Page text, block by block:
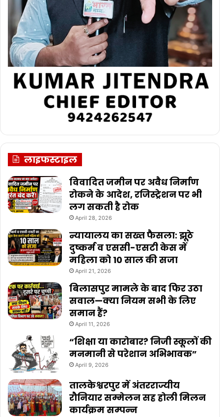
लाइफस्टाइल
विवादित जमीन पर अवैध निर्माण
रोकने के आदेश, रजिस्ट्रेशन पर भी
लग सकती है रोक
April 28, 2026
न्यायालय का सख्त फैसला: झूठे
दुष्कर्म व एससी-एसटी केस में
महिला को 10 साल की सजा
April 21, 2026
बिलासपुर मामले के बाद फिर उठा
सवाल—क्या नियम सभी के लिए
समान हैं?
April 11, 2026
“शिक्षा या कारोबार? निजी स्कूलों की
मनमानी से परेशान अभिभावक”
April 9, 2026
तालकेश्वरपुर में अंतरराज्यीय
रौनियार सम्मेलन सह होली मिलन
कार्यक्रम सम्पन्न